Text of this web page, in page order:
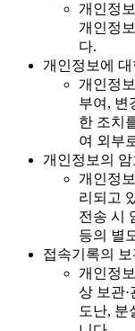
개인정
개인정
다.
개인정보에
개인정
부여, 변
한 조치
여 외부
개인정보의
개인정
리되고
전송 시
등의 별
접속기록의 보
개인정
상 보관
도난, 분